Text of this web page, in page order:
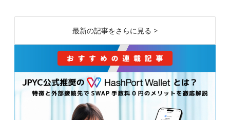
最新の記事をさらに見る >